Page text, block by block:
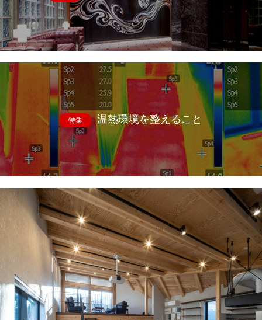
特集 温熱環境を整えること